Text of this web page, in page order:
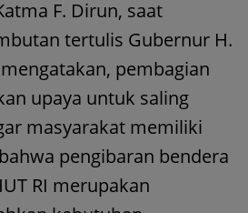
F. Dirun, saat
tertulis Gubernur H.
pembagian
upaya untuk saling
masyarakat memiliki
pengibaran bendera
RI merupakan